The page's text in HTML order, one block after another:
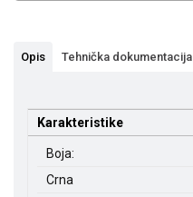
Opis Tehnička dokumentacija
Karakteristike
Boja:
Crna